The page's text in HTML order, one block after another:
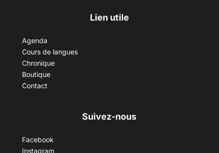
Lien utile
Agenda
Cours de langues
Chronique
Boutique
Contact
Suivez-nous
Facebook
Instagram